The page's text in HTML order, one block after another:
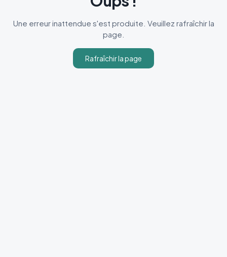
Une erreur inattendue s'est produite. Veuillez rafraîchir la
page.
Rafraîchir la page